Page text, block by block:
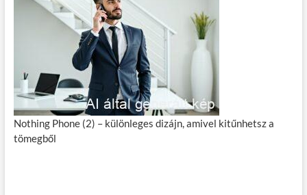
Nothing Phone (2) – különleges dizájn, amivel kitűnhetsz a
tömegből